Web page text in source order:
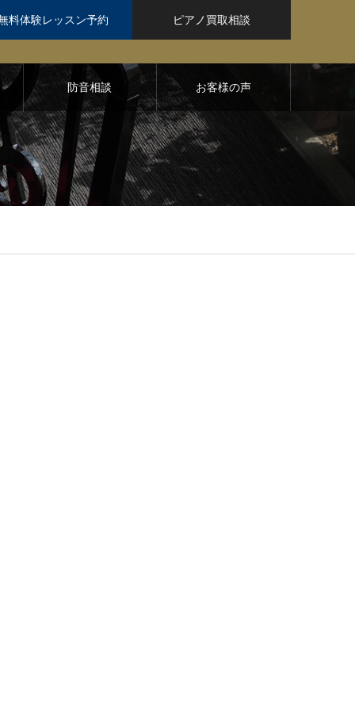
料体験レッスン予約 ピアノ買取相談
防音相談 お客様の声